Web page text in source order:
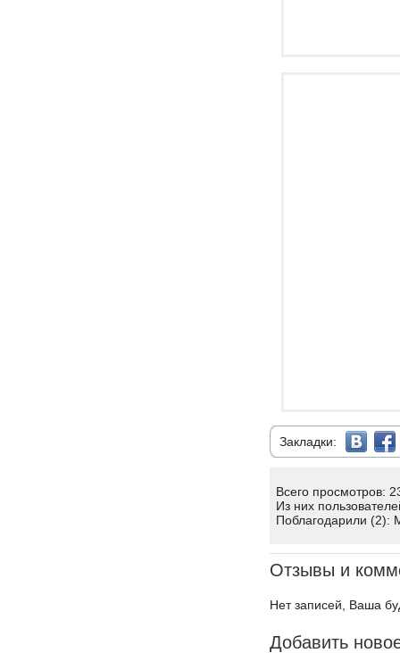
Закладки:
Всего просмотров:
Из них
Поблагодарили (2):
Отзывы и
Нет записей, Ваша
Добавить